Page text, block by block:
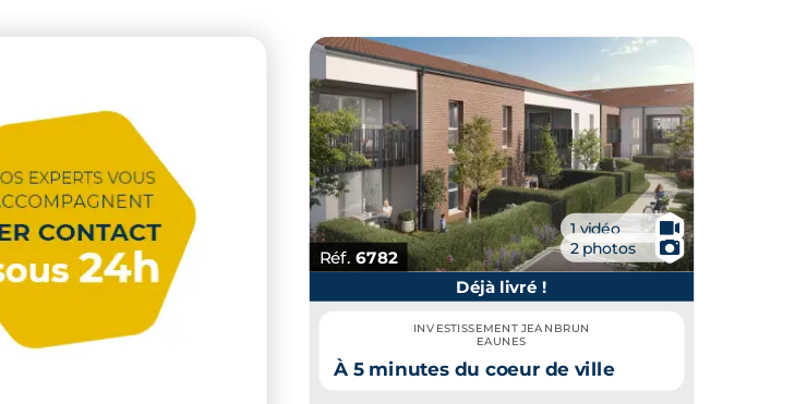
Réf. 6782
1 vidéo 🎥
2 photos 📷
Déjà livré !
INVESTISSEMENT JEANBRUN
EAUNES
À 5 minutes du coeur de ville